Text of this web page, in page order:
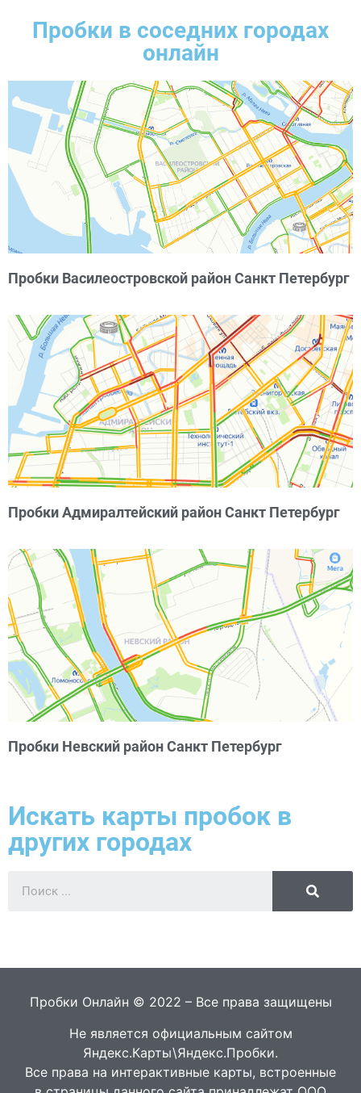
Пробки в соседних городах
онлайн
Пробки Василеостровской район Санкт Петербург
Пробки Адмиралтейский район Санкт Петербург
Пробки Невский район Санкт Петербург
Искать карты пробок в
других городах
Пробки Онлайн © 2022 – Все права защищены
Не является официальным сайтом
Яндекс.Карты\Яндекс.Пробки.
Все права на интерактивные карты, встроенные